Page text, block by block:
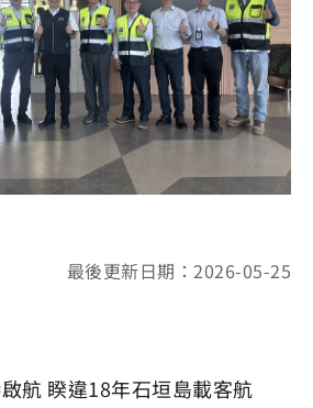
最後更新日期：2026-05-25
航 睽違18年石垣島載客航